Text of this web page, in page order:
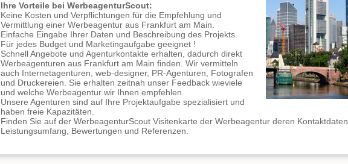
Ihre Vorteile bei WerbeagenturScout:
Keine Kosten und Verpflichtungen für die Empfehlung und
Vermittlung einer Werbeagentur aus Frankfurt am Main.
Einfache Eingabe Ihrer Daten und Beschreibung des Projekts.
Für jedes Budget und Marketingaufgabe geeignet !
Schnell Angebote und Agenturkontakte erhalten, dadurch direkt
Werbeagenturen aus Frankfurt am Main finden. Wir vermitteln
auch Internetagenturen, web-designer, PR-Agenturen, Fotografen
und Druckereien. Sie erhalten zeitnah unser Feedback wieviele
und welche Werbeagentur wir Ihnen empfehlen.
Unsere Agenturen sind auf Ihre Projektaufgabe spezialisiert und
haben freie Kapazitäten.
Finden Sie auf der WerbeagenturScout Visitenkarte der Werbeagentur deren Kontaktdaten,
Leistungsumfang, Bewertungen und Referenzen.